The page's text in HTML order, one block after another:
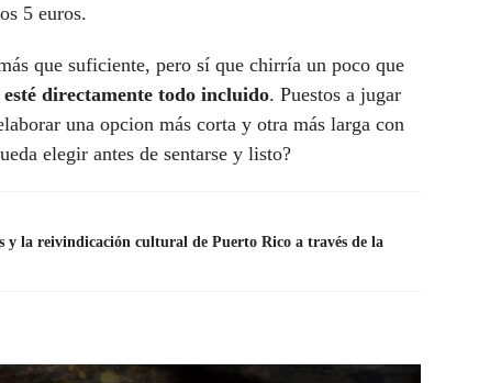
5 euros.
que suficiente, pero sí que chirría un poco que
esté directamente todo incluido. Puestos a jugar
una opcion más corta y otra más larga con
elegir antes de sentarse y listo?
y la reivindicación cultural de Puerto Rico a través de la